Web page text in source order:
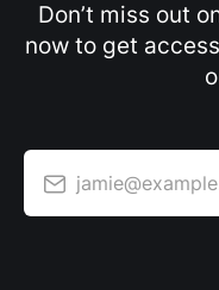
Don’t miss out
now to get